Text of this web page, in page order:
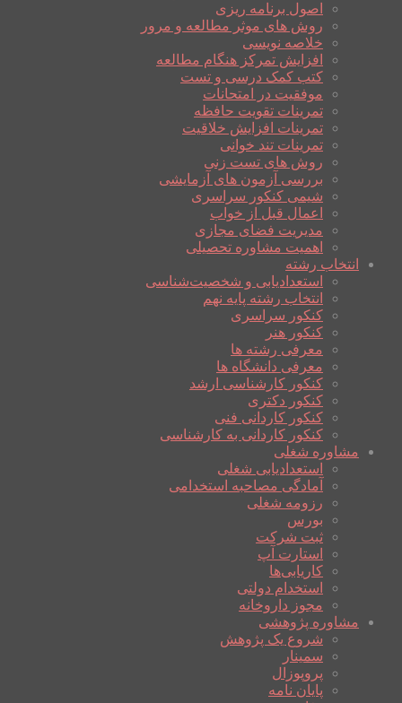
اصول برنامه ریزی
روش های موثر مطالعه و مرور
خلاصه نویسی
افزایش تمرکز هنگام مطالعه
کتب کمک درسی و تست
موفقیت در امتحانات
تمرینات تقویت حافظه
تمرینات افزایش خلاقیت
تمرینات تند خوانی
روش های تست زنی
بررسی آزمون های آزمایشی
شیمی کنکور سراسری
اعمال قبل از خواب
مدیریت فضای مجازی
اهمیت مشاوره تحصیلی
انتخاب رشته
استعدادیابی و شخصیت‌شناسی
انتخاب رشته پایه نهم
کنکور سراسری
کنکور هنر
معرفی رشته ها
معرفی دانشگاه ها
کنکور کارشناسی ارشد
کنکور دکتری
کنکور کاردانی فنی
کنکور کاردانی به کارشناسی
مشاوره شغلی
استعدادیابی شغلی
آمادگی مصاحبه استخدامی
رزومه شغلی
بورس
ثبت شرکت
استارت آپ
کاریابی‌ها
استخدام دولتی
مجوز داروخانه
مشاوره پژوهشی
شروع یک پژوهش
سمینار
پروپوزال
پایان نامه